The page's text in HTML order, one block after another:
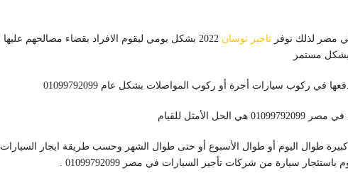
مصر لذلك نوفر تاجير توسان
2022 بشكل يومي ليقوم الافراد بقضاء مصالحهم عليها
بشكل مستمر
في ركوب سيارات أجرة أو ركوب المواصلات بشكل عام 01099792099
الأمثل للقيام
طوال اليوم أو طوال الأسبوع أو حتى طوال الشهر وحسب طريقة ايجار السيارات
سيارة من شركات تأجير السيارات في مصر 01099792099 .